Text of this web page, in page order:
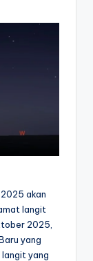
akan
langit
2025,
yang
yang